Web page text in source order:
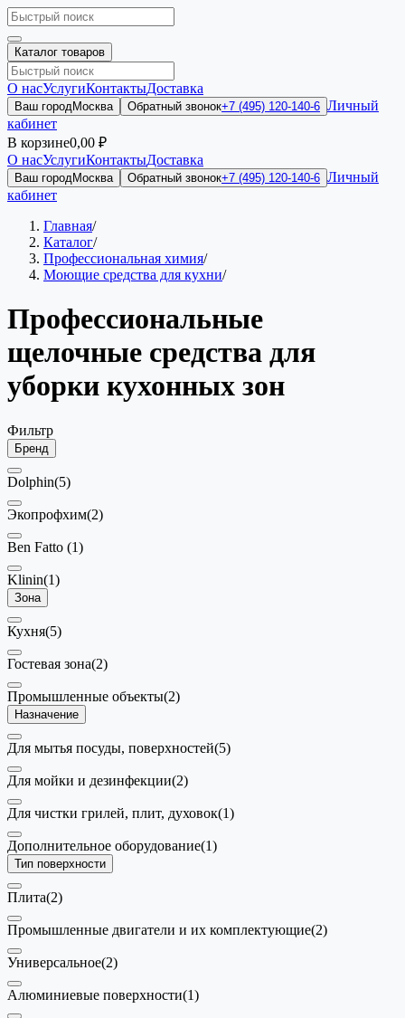
Каталог товаров
О насУслугиКонтактыДоставка
Ваш городМосква Обратный звонок+7 (495) 120-140-6 Личный
кабинет
В корзине0,00 ₽
О насУслугиКонтактыДоставка
Ваш городМосква Обратный звонок+7 (495) 120-140-6 Личный
кабинет
Главная/
Каталог/
Профессиональная химия/
Моющие средства для кухни/
Профессиональные
щелочные средства для
уборки кухонных зон
Фильтр
Бренд
Dolphin(5)
Экопрофхим(2)
Ben Fatto (1)
Klinin(1)
Зона
Кухня(5)
Гостевая зона(2)
Промышленные объекты(2)
Назначение
Для мытья посуды, поверхностей(5)
Для мойки и дезинфекции(2)
Для чистки грилей, плит, духовок(1)
Дополнительное оборудование(1)
Тип поверхности
Плита(2)
Промышленные двигатели и их комплектующие(2)
Универсальное(2)
Алюминиевые поверхности(1)